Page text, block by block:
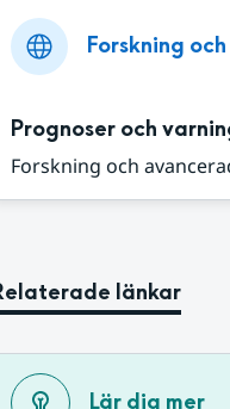
Forskning
Prognoser och
Forskning och
länkar
Lär dig mer